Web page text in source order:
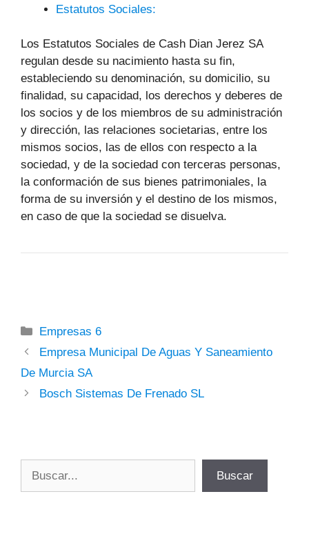
Estatutos Sociales:
Los Estatutos Sociales de Cash Dian Jerez SA
regulan desde su nacimiento hasta su fin,
estableciendo su denominación, su domicilio, su
finalidad, su capacidad, los derechos y deberes de
los socios y de los miembros de su administración
y dirección, las relaciones societarias, entre los
mismos socios, las de ellos con respecto a la
sociedad, y de la sociedad con terceras personas,
la conformación de sus bienes patrimoniales, la
forma de su inversión y el destino de los mismos,
en caso de que la sociedad se disuelva.
Categorías
Empresas 6
Empresa Municipal De Aguas Y Saneamiento
De Murcia SA
Bosch Sistemas De Frenado SL
Buscar